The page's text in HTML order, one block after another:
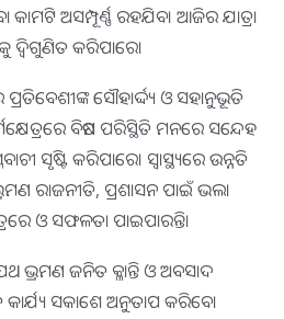
ଅସମ୍ପୂର୍ଣ୍ଣ ରହଯିବ। ଆଜିର ଯାତ୍ରା
ଦ୍ୱିଗୁଣିତ କରିପାରେ।
ସୌହାର୍ଦ୍ଦ୍ୟ ଓ ସହାନୁଭୂତି
ବିଷମ ପରିସ୍ଥିତି ମନରେ ସନ୍ଦେହ
ସୃଷ୍ଟି କରିପାରେ। ସ୍ବାସ୍ଥ୍ୟରେ ଉନ୍ନତି
ରାଜନୀତି, ପ୍ରଶାସନ ପାଇଁ ଭଲ।
ଓ ସଫଳତା ପାଇପାରନ୍ତି।
ଭ୍ରମଣ ଜନିତ କ୍ଳାନ୍ତି ଓ ଅବସାଦ
ସକାଶେ ଅନୁତାପ କରିବେ।